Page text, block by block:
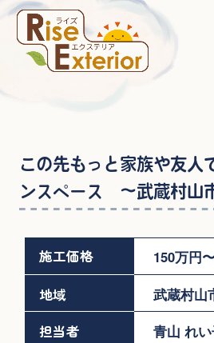
この先もっと家族や友人
ンスペース ～武蔵村山
施工価格
150万円
地域
武蔵村山
担当者
青山 れ